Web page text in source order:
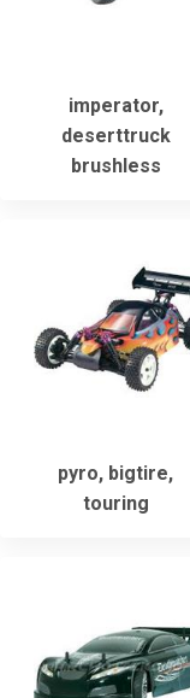
imperator,
deserttruck
brushless
pyro, bigtire,
touring